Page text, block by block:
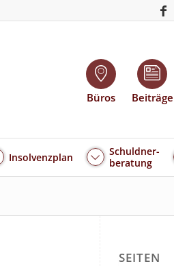
Büros Beiträge
Insolvenzplan
Schuldner-
beratung
SEITEN